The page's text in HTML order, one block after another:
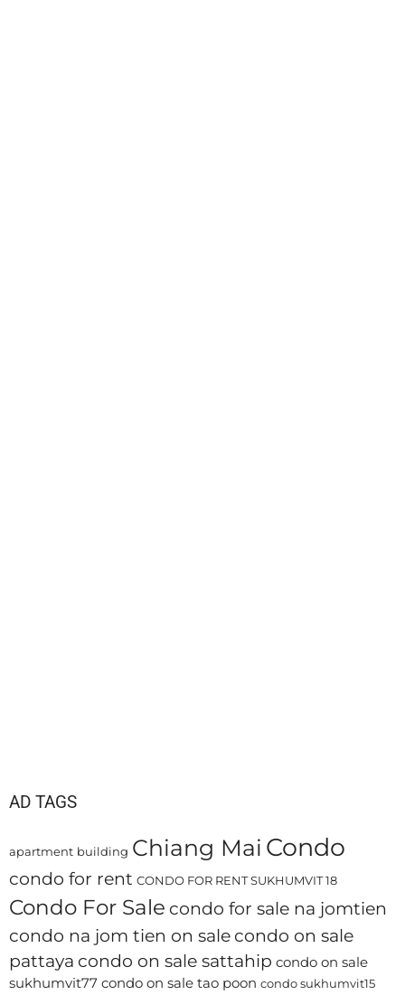
AD TAGS
apartment building Chiang Mai Condo
condo for rent CONDO FOR RENT SUKHUMVIT 18
Condo For Sale condo for sale na jomtien
condo na jom tien on sale condo on sale
pattaya condo on sale sattahip condo on sale
sukhumvit77 condo on sale tao poon condo sukhumvit15